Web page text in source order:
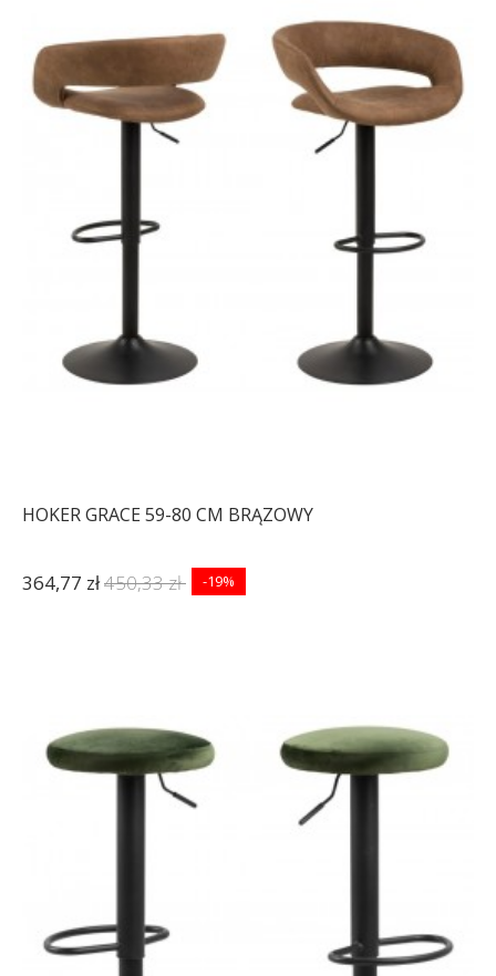
HOKER GRACE 59-80 CM BRĄZOWY
364,77 zł450,33 zł -19%